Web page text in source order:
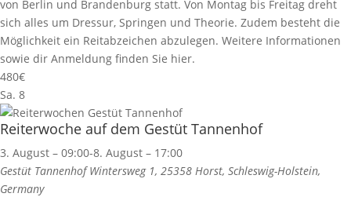
von Berlin und Brandenburg statt. Von Montag bis Freitag dreht
sich alles um Dressur, Springen und Theorie. Zudem besteht die
Möglichkeit ein Reitabzeichen abzulegen. Weitere Informationen
sowie dir Anmeldung finden Sie hier.
480€
Sa. 8
Reiterwoche auf dem Gestüt Tannenhof
3. August – 09:00-8. August – 17:00
Gestüt TannenhofWintersweg 1, 25358 Horst, Schleswig-Holstein,
Germany